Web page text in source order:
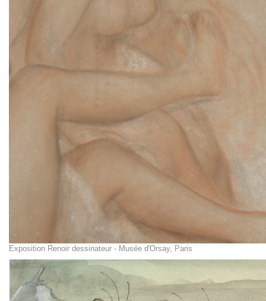
Exposition Renoir dessinateur - Musée d'Orsay, Paris